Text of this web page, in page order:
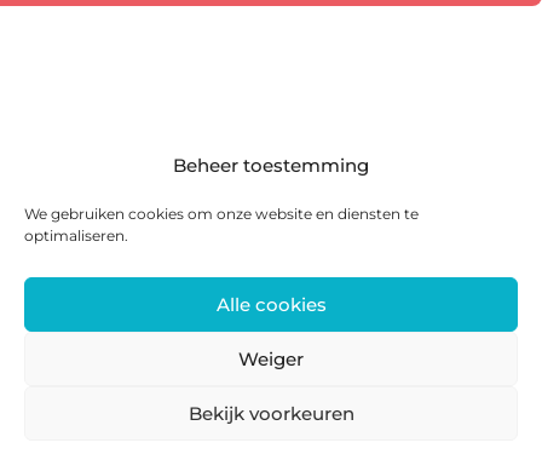
Beheer toestemming
We gebruiken cookies om onze website en diensten te
optimaliseren.
Alle cookies
Weiger
Bekijk voorkeuren
Postadres: Postbus 285, 8440 AG Heerenveen |
Bezoekadres: Zwanedrift 2, 8446 KS Heerenveen
0513 468 158 | info@ateliersmajeur.nl